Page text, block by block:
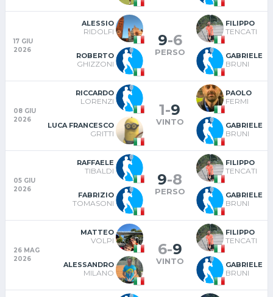
17 GIU
2026
ALESSIO
RIDOLFI
ROBERTO
GHIZZONI
9-6
PERSO
FILIPPO
TENCATI
GABRIELE
BRUNI
08 GIU
2026
RICCARDO
LORENZI
LUCA FRANCESCO
GRITTI
1-9
VINTO
PAOLO
FERMI
GABRIELE
BRUNI
05 GIU
2026
RAFFAELE
TIBALDI
FABRIZIO
TOMASONI
9-8
PERSO
FILIPPO
TENCATI
GABRIELE
BRUNI
26 MAG
2026
MATTEO
VOLPI
ALESSANDRO
MILANO
6-9
VINTO
FILIPPO
TENCATI
GABRIELE
BRUNI